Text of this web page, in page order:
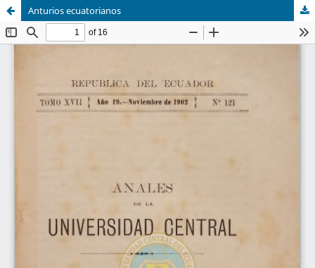
Anturios ecuatorianos